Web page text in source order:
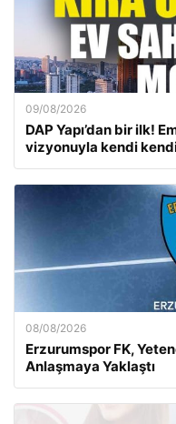
09/08/2026
DAP Yapı’dan bir ilk!
vizyonuyla kendi
08/08/2026
Erzurumspor FK,
Anlaşmaya Yaklaştı